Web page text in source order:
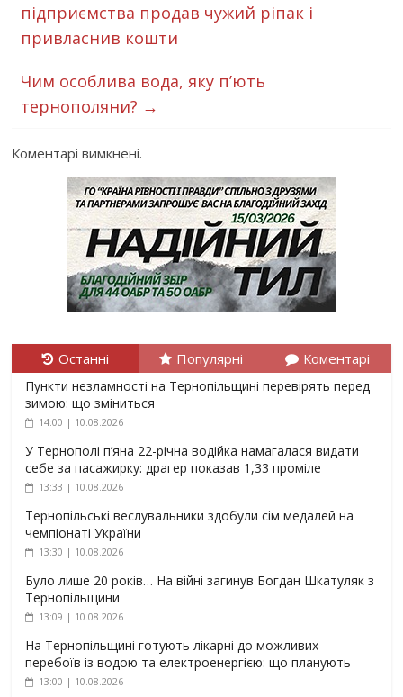
підприємства продав чужий ріпак і
привласнив кошти
Чим особлива вода, яку п’ють
тернополяни? →
Коментарі вимкнені.
Останні Популярні Коментарі
Пункти незламності на Тернопільщині перевірять перед
зимою: що зміниться
14:00 | 10.08.2026
У Тернополі п’яна 22-річна водійка намагалася видати
себе за пасажирку: драгер показав 1,33 проміле
13:33 | 10.08.2026
Тернопільські веслувальники здобули сім медалей на
чемпіонаті України
13:30 | 10.08.2026
Було лише 20 років… На війні загинув Богдан Шкатуляк з
Тернопільщини
13:09 | 10.08.2026
На Тернопільщині готують лікарні до можливих
перебоїв із водою та електроенергією: що планують
13:00 | 10.08.2026